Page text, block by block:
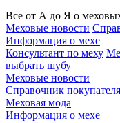
Все от А до Я о
Меховые новости
Информация о мехе
Консультант по меху
выбрать шубу
Меховые новости
Справочник покупателя
Меховая мода
Информация о мехе